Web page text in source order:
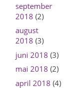
september
2018 (2)
august
2018 (3)
juni 2018 (3)
mai 2018 (2)
april 2018 (4)